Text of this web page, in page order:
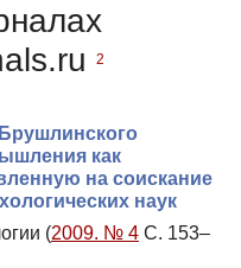
2
как
на соискание
наук
(2009. № 4 С. 153–